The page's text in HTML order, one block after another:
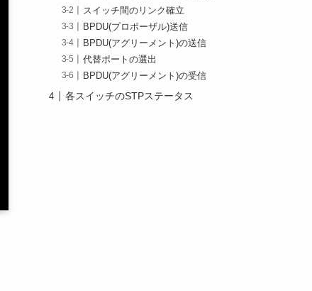
スイッチ間のリンク確立
BPDU(プロポーザル)送信
BPDU(アグリーメント)の送信
代替ポートの選出
BPDU(アグリーメント)の受信
各スイッチのSTPステータス